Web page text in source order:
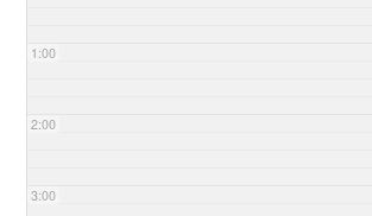
1:00
2:00
3:00